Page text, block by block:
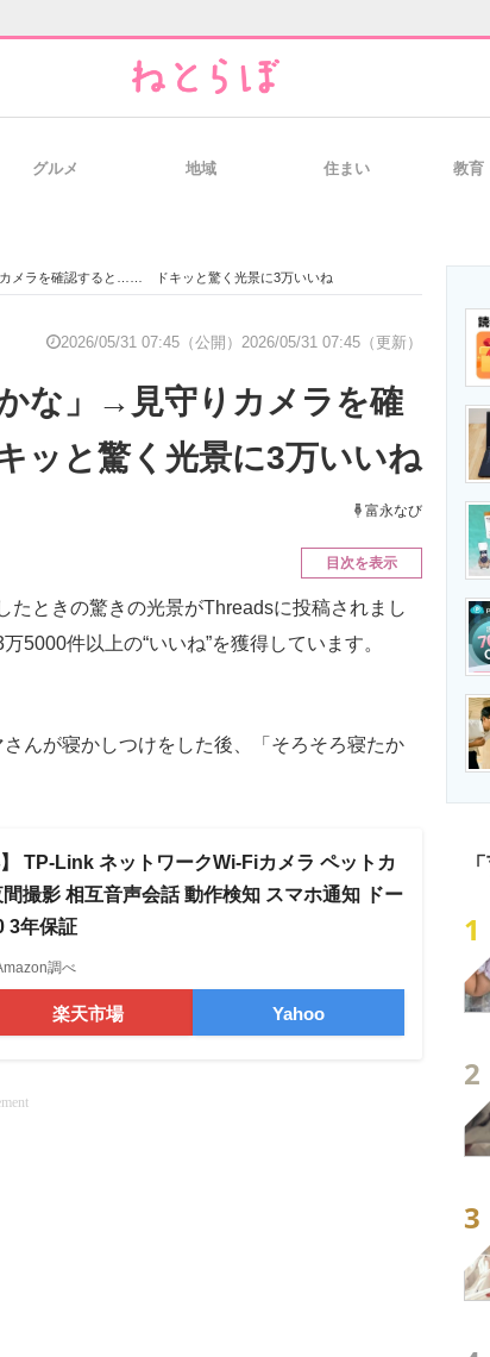
経営リーダーのコ
IT製品の技術・比較・事例 製造業のIT導入・活
エネルギーの専門
グルメ 地域 住まい 教育
メラを確認すると…… ドキッと驚く光景に3万いいね
2026/05/31 07:45（公開） 2026/05/31 07:45（更新）
な」→見守りカメラを確
と驚く光景に3万いいね
富永なび
目次を表示
ときの驚きの光景がThreadsに投稿されまし
5000件以上の“いいね”を獲得しています。
んが寝かしつけをした後、「そろそろ寝たか
TP-Link ネットワークWi-Fiカメラ ペットカ
撮影 相互音声会話 動作検知 スマホ通知 ドー
3年保証
調べ
楽天市場 Yahoo
1
2
3